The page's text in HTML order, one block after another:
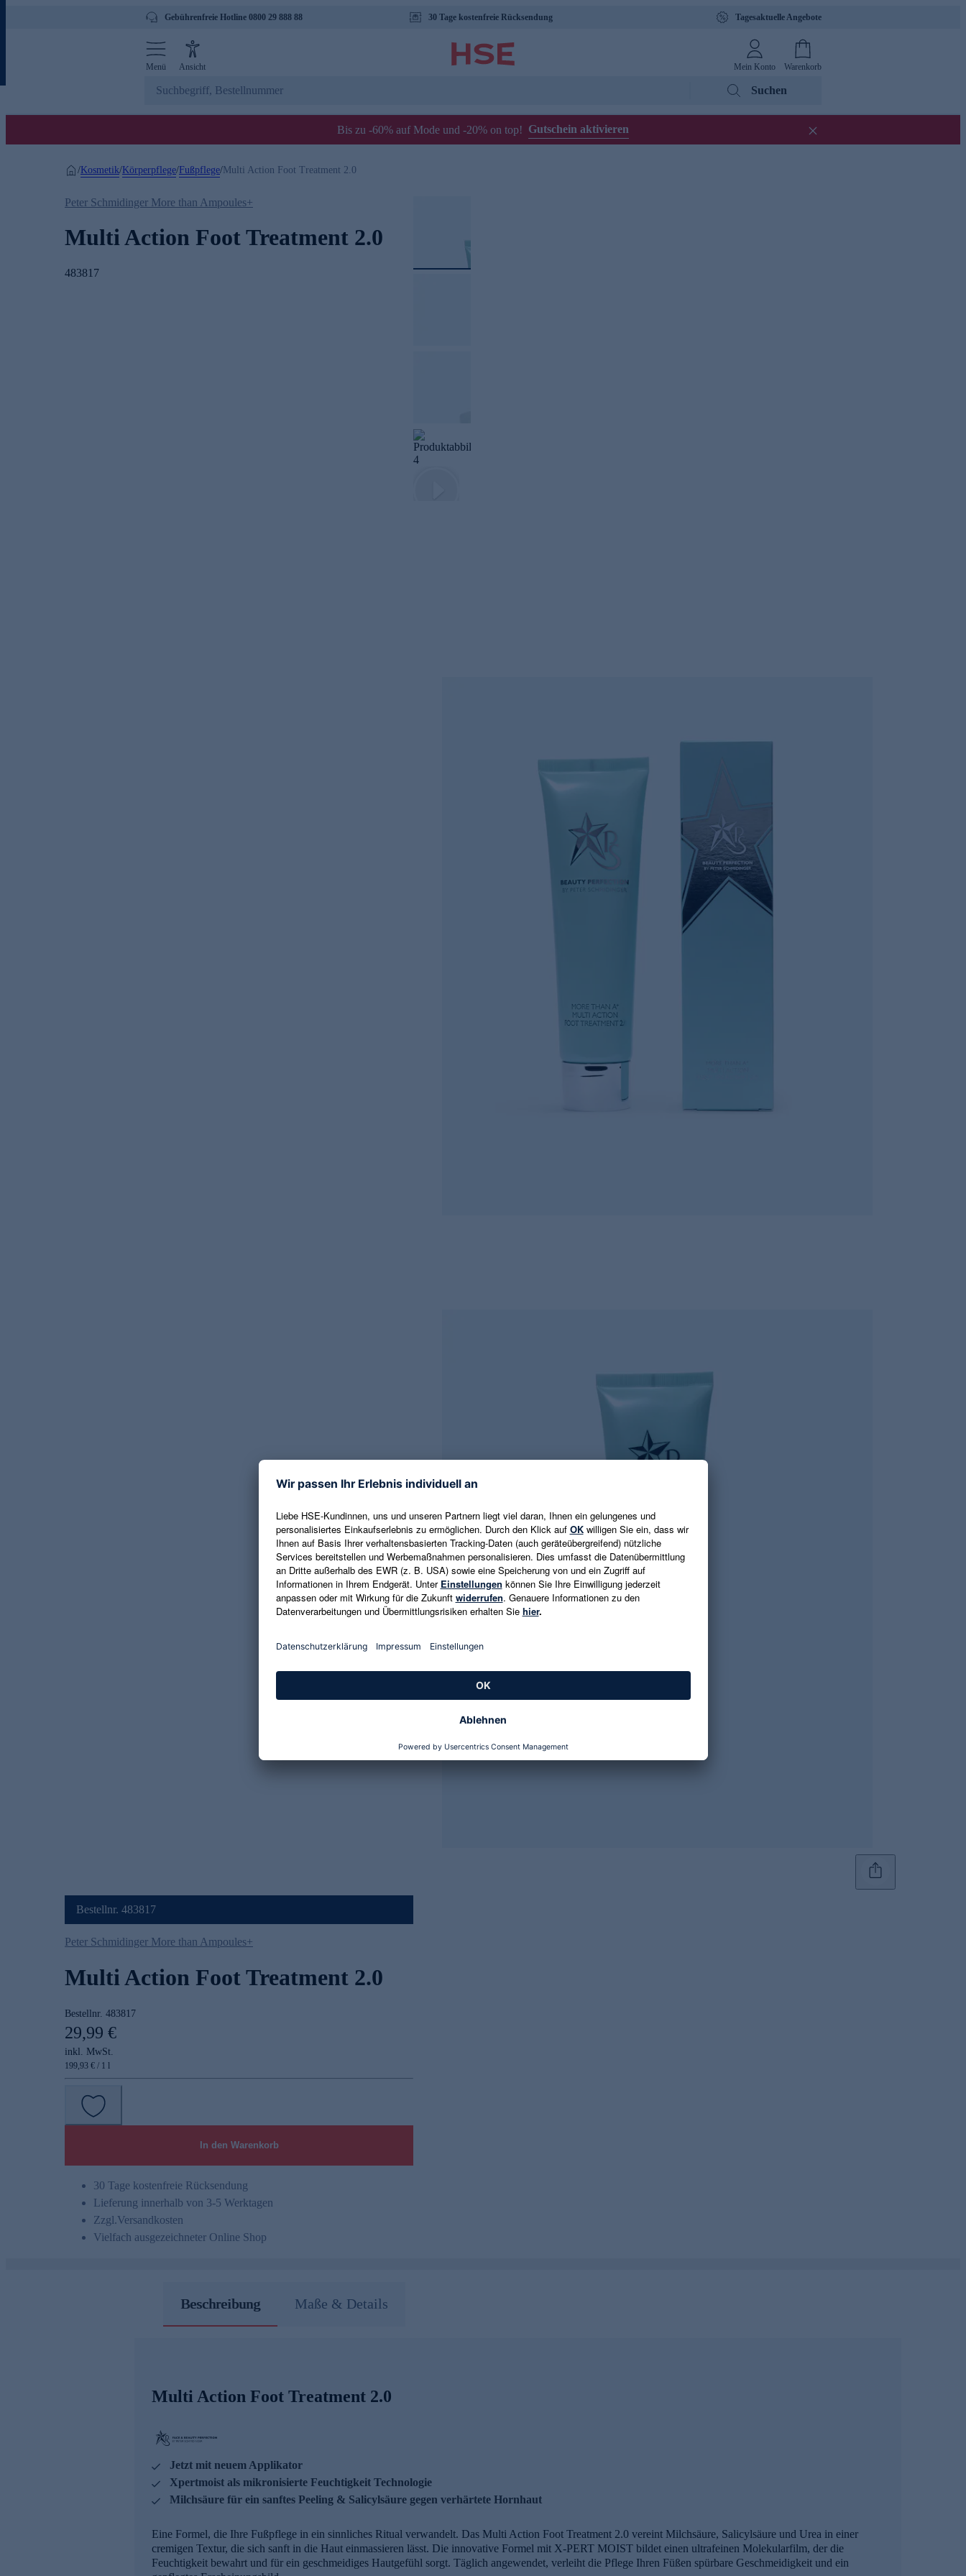
Gebührenfreie Hotline 0800 29 888 88 30 Tage kostenfreie Rücksendung Tagesaktuelle Angebote
Menü Ansicht Mein Konto Warenkorb
Suchen
Bis zu -60% auf Mode und -20% on top! Gutschein aktivieren
/Kosmetik/Körperpflege/Fußpflege/Multi Action Foot Treatment 2.0
Peter Schmidinger More than Ampoules+
Multi Action Foot Treatment 2.0
483817
Bestellnr. 483817
Peter Schmidinger More than Ampoules+
Multi Action Foot Treatment 2.0
Bestellnr. 483817
29,99 €
inkl. MwSt.
199,93 € / 1 l
In den Warenkorb
30 Tage kostenfreie Rücksendung
Lieferung innerhalb von 3-5 Werktagen
Zzgl.Versandkosten
Vielfach ausgezeichneter Online Shop
Beschreibung Maße & Details
Multi Action Foot Treatment 2.0
Jetzt mit neuem Applikator
Xpertmoist als mikronisierte Feuchtigkeit Technologie
Milchsäure für ein sanftes Peeling & Salicylsäure gegen verhärtete Hornhaut
Eine Formel, die Ihre Fußpflege in ein sinnliches Ritual verwandelt. Das Multi Action Foot Treatment 2.0 vereint Milchsäure, Salicylsäure und Urea in einer
cremigen Textur, die sich sanft in die Haut einmassieren lässt. Die innovative Formel mit X-PERT MOIST bildet einen ultrafeinen Molekularfilm, der die
Feuchtigkeit bewahrt und für ein geschmeidiges Hautgefühl sorgt. Täglich angewendet, verleiht die Pflege Ihren Füßen spürbare Geschmeidigkeit und ein